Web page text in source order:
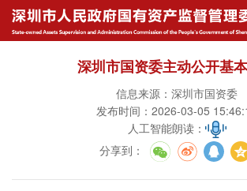
深圳市国资委主动公开基
信息来源：深圳市国资委
发布时间：2026-03-05
人工智能朗读：
分享到 ：